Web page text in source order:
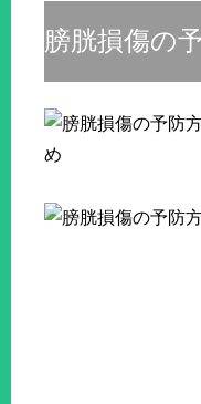
膀胱損傷の